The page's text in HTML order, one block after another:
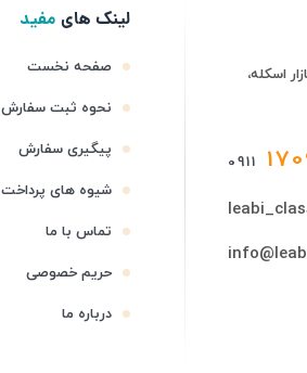
اسکله،
0911
لینک های مفید
صفحه نخست
نحوه ثبت سفارش
پیگیری سفارش
شیوه های پرداخت
تماس با ما
حریم خصوصی
درباره ما